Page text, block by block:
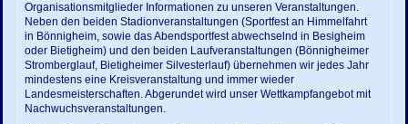
Organisationsmitglieder Informationen zu unseren Veranstaltungen.
Neben den beiden Stadionveranstaltungen (Sportfest an Himmelfahrt
in Bönnigheim, sowie das Abendsportfest abwechselnd in Besigheim
oder Bietigheim) und den beiden Laufveranstaltungen (Bönnigheimer
Stromberglauf, Bietigheimer Silvesterlauf) übernehmen wir jedes Jahr
mindestens eine Kreisveranstaltung und immer wieder
Landesmeisterschaften. Abgerundet wird unser Wettkampfangebot mit
Nachwuchsveranstaltungen.